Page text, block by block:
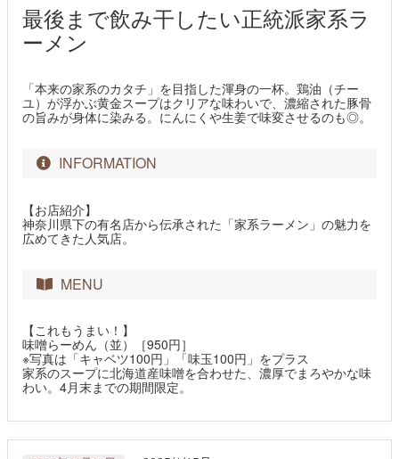
最後まで飲み干したい正統派家系ラ
ーメン
「本来の家系のカタチ」を目指した渾身の一杯。鶏油（チー
ユ）が浮かぶ黄金スープはクリアな味わいで、濃縮された豚骨
の旨みが身体に染みる。にんにくや生姜で味変させるのも◎。
INFORMATION
【お店紹介】
神奈川県下の有名店から伝承された「家系ラーメン」の魅力を
広めてきた人気店。
MENU
【これもうまい！】
味噌らーめん（並）［950円］
※写真は「キャベツ100円」「味玉100円」をプラス
家系のスープに北海道産味噌を合わせた、濃厚でまろやかな味
わい。4月末までの期間限定。